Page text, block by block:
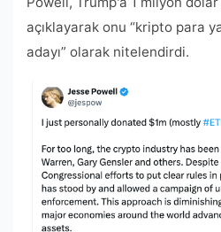
açıklayarak onu “kripto para
adayı” olarak nitelendirdi.